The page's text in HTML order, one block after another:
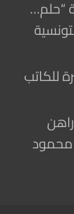
“حلم…
للكاتب